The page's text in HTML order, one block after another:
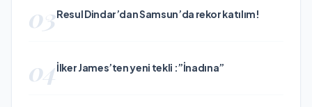
03Resul Dindar’dan Samsun’da rekor katılım!
04İlker James’ten yeni tekli :”İnadına”